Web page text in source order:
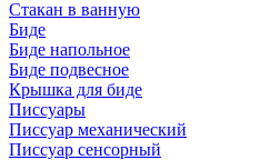
Стакан в ванную
Биде
Биде напольное
Биде подвесное
Крышка для биде
Писсуары
Писсуар механический
Писсуар сенсорный